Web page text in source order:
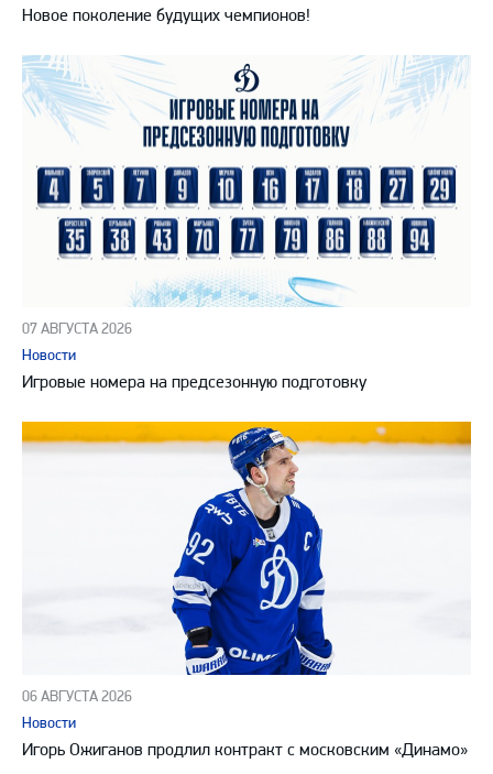
Новое поколение будущих чемпионов!
07 АВГУСТА 2026
Новости
Игровые номера на предсезонную подготовку
06 АВГУСТА 2026
Новости
Игорь Ожиганов продлил контракт с московским «Динамо»